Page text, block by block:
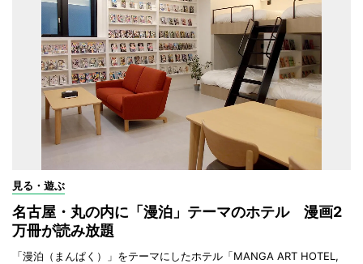
見る・遊ぶ
名古屋・丸の内に「漫泊」テーマのホテル 漫画2
万冊が読み放題
「漫泊（まんぱく）」をテーマにしたホテル「MANGA ART HOTEL,